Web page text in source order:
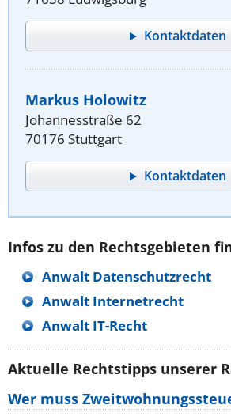
Kontaktdaten
Markus Holowitz
Johannesstraße 62
70176 Stuttgart
Kontaktdaten
Infos zu den Rechtsgebieten
Anwalt Datenschutzrecht
Anwalt Internetrecht
Anwalt IT-Recht
Aktuelle Rechtstipps unserer
Wer muss